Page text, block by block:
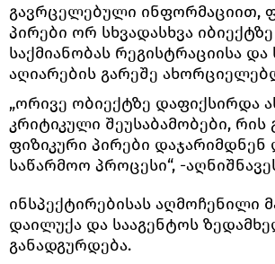
გავრცელებული ინფორმაციით,
პირები ორ სხვადასხვა
საქმიანობას რეგისტრაციისა
აღიარების გარეშე
„ორივე ობიექტზე დაფიქსირდა
კრიტიკული შეუსაბამობები, რის
ფიზიკური პირები
საწარმოო პროცესი“, -
ინსპექტირებისას აღმოჩენილი
დაილუქა და სააგენტოს
განადგურდება.